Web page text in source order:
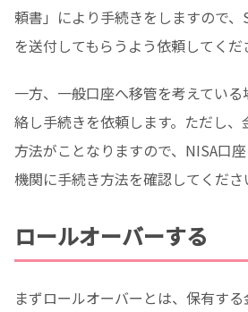
頼書」により手続きをしますので
を送付してもらうよう依頼してくだ
一方、一般口座へ移管を考えてい
絡し手続きを依頼します。ただし
方法がことなりますので、NISA口
機関に手続き方法を確認してくださ
ロールオーバーする
まずロールオーバーとは、保有す